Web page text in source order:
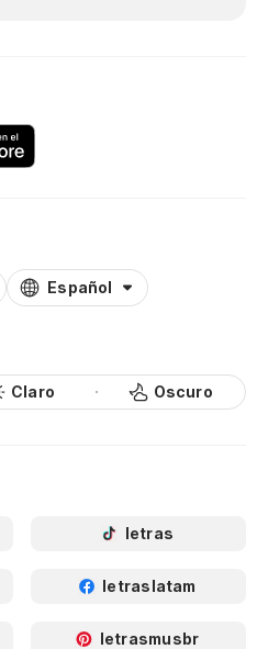
Español
Claro Oscuro
letras
letraslatam
letrasmusbr